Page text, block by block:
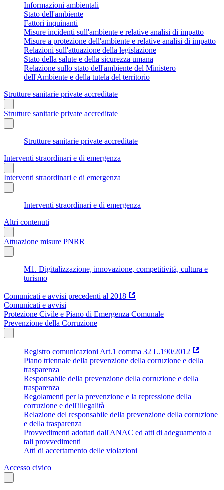
Informazioni ambientali
Stato dell'ambiente
Fattori inquinanti
Misure incidenti sull'ambiente e relative analisi di impatto
Misure a protezione dell'ambiente e relative analisi di impatto
Relazioni sull'attuazione della legislazione
Stato della salute e della sicurezza umana
Relazione sullo stato dell'ambiente del Ministero
dell'Ambiente e della tutela del territorio
Strutture sanitarie private accreditate
Strutture sanitarie private accreditate
Strutture sanitarie private accreditate
Interventi straordinari e di emergenza
Interventi straordinari e di emergenza
Interventi straordinari e di emergenza
Altri contenuti
Attuazione misure PNRR
M1. Digitalizzazione, innovazione, competitività, cultura e
turismo
Comunicati e avvisi precedenti al 2018
Comunicati e avvisi
Protezione Civile e Piano di Emergenza Comunale
Prevenzione della Corruzione
Registro comunicazioni Art.1 comma 32 L.190/2012
Piano triennale della prevenzione della corruzione e della
trasparenza
Responsabile della prevenzione della corruzione e della
trasparenza
Regolamenti per la prevenzione e la repressione della
corruzione e dell'illegalità
Relazione del responsabile della prevenzione della corruzione
e della trasparenza
Provvedimenti adottati dall'ANAC ed atti di adeguamento a
tali provvedimenti
Atti di accertamento delle violazioni
Accesso civico